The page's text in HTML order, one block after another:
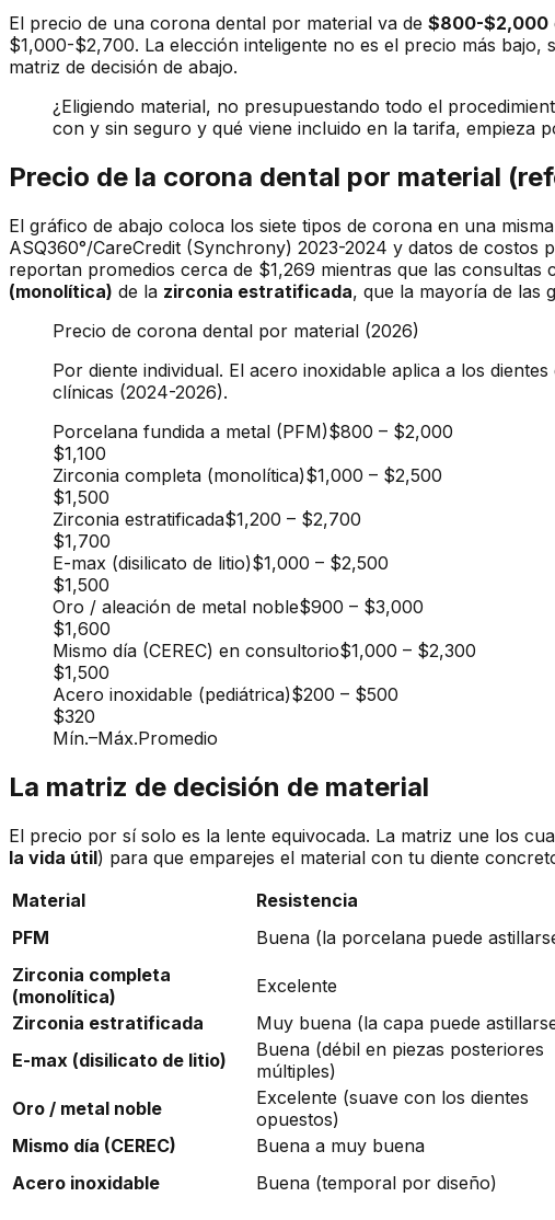
El precio de una corona dental por material va de $800-$2,000
$1,000-$2,700. La elección inteligente no es el precio más bajo,
matriz de decisión de abajo.
¿Eligiendo material, no presupuestando todo el
con y sin seguro y qué viene incluido en la tarifa, empieza
Precio de la corona dental por material
El gráfico de abajo coloca los siete tipos de corona en una
ASQ360°/CareCredit (Synchrony) 2023-2024 y datos de costos
reportan promedios cerca de $1,269 mientras que las
(monolítica) de la zirconia estratificada, que la mayoría de las
Precio de corona dental por material (2026)
Por diente individual. El acero inoxidable aplica a los
clínicas (2024-2026).
Porcelana fundida a metal (PFM)$800 – $2,000
$1,100
Zirconia completa (monolítica)$1,000 – $2,500
$1,500
Zirconia estratificada$1,200 – $2,700
$1,700
E-max (disilicato de litio)$1,000 – $2,500
$1,500
Oro / aleación de metal noble$900 – $3,000
$1,600
Mismo día (CEREC) en consultorio$1,000 – $2,300
$1,500
Acero inoxidable (pediátrica)$200 – $500
$320
Mín.–Máx.Promedio
La matriz de decisión de material
El precio por sí solo es la lente equivocada. La matriz une los
la vida útil) para que emparejes el material con tu diente
Material
Resistencia
PFM
Buena (la porcelana puede
Zirconia completa
(monolítica)
Excelente
Zirconia estratificada
Muy buena (la capa puede
E-max (disilicato de litio)
Buena (débil en piezas posteriores
múltiples)
Oro / metal noble
Excelente (suave con los dientes
opuestos)
Mismo día (CEREC)
Buena a muy buena
Acero inoxidable
Buena (temporal por diseño)